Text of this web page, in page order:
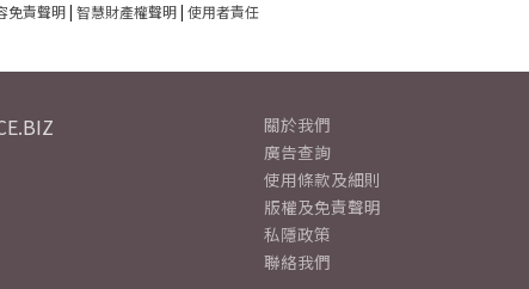
免責聲明| 智慧財產權聲明| 使用者責任
關於我們
廣告查詢
使用條款及細則
版權及免責聲明
私隱政策
聯絡我們